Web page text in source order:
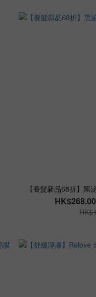
【養髮新品68折】黑